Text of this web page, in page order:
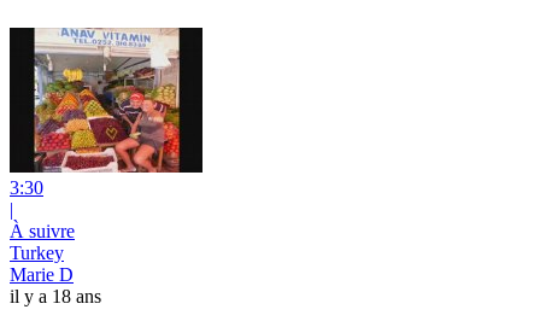
3:30
|
À suivre
Turkey
Marie D
il y a 18 ans